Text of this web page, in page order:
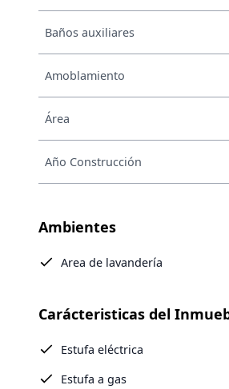
Baños auxiliares
Amoblamiento
Área
Año Construcción
Ambientes
Area de lavandería
Carácteristicas del
Estufa eléctrica
Estufa a gas